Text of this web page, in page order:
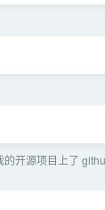
开源项目上了